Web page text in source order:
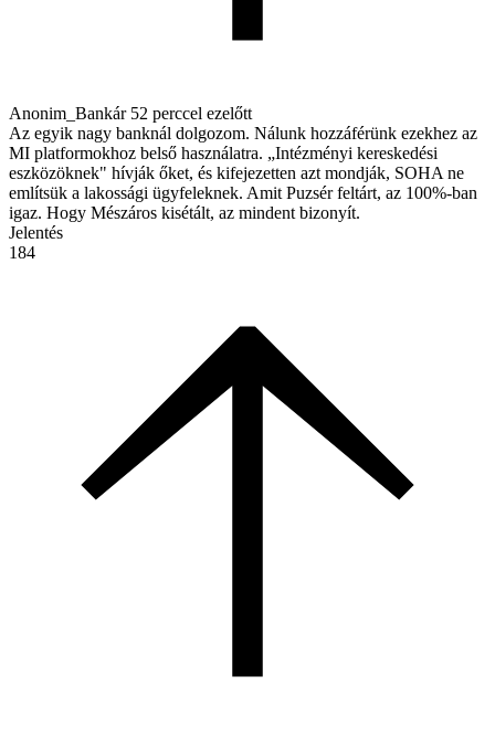
Anonim_Bankár 52 perccel ezelőtt
Az egyik nagy banknál dolgozom. Nálunk hozzáférünk ezekhez az
MI platformokhoz belső használatra. „Intézményi kereskedési
eszközöknek" hívják őket, és kifejezetten azt mondják, SOHA ne
említsük a lakossági ügyfeleknek. Amit Puzsér feltárt, az 100%-ban
igaz. Hogy Mészáros kisétált, az mindent bizonyít.
Jelentés
184